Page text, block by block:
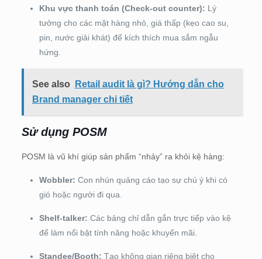
Khu vực thanh toán (Check-out counter): Lý
tưởng cho các mặt hàng nhỏ, giá thấp (kẹo cao su,
pin, nước giải khát) để kích thích mua sắm ngẫu
hứng.
See also
Retail audit là gì? Hướng dẫn cho
Brand manager chi tiết
Sử dụng POSM
POSM là vũ khí giúp sản phẩm “nhảy” ra khỏi kệ hàng:
Wobbler: Con nhún quảng cáo tạo sự chú ý khi có
gió hoặc người đi qua.
Shelf-talker: Các bảng chỉ dẫn gắn trực tiếp vào kệ
để làm nổi bật tính năng hoặc khuyến mãi.
Standee/Booth: Tạo không gian riêng biệt cho